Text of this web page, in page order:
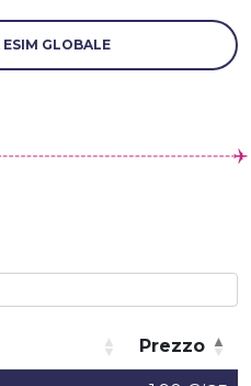
GLOBALE
Prezzo